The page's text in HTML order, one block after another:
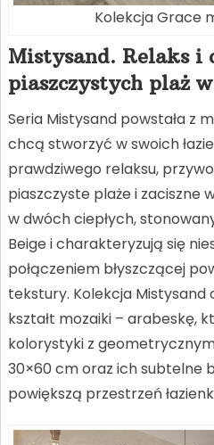
Kolekcja Grace
Mistysand. Relaks i
piaszczystych plaż
Seria Mistysand powstała z
chcą stworzyć w swoich
prawdziwego relaksu,
piaszczyste plaże i zaciszne
w dwóch ciepłych,
Beige i charakteryzują się
połączeniem błyszczącej
tekstury. Kolekcja Mistysand
kształt mozaiki – arabeskę,
kolorystyki z
30×60 cm oraz ich subtelne
powiększą przestrzeń